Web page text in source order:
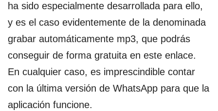
ha sido especialmente desarrollada para ello,
y es el caso evidentemente de la denominada
grabar automáticamente mp3, que podrás
conseguir de forma gratuita en este enlace.
En cualquier caso, es imprescindible contar
con la última versión de WhatsApp para que la
aplicación funcione.